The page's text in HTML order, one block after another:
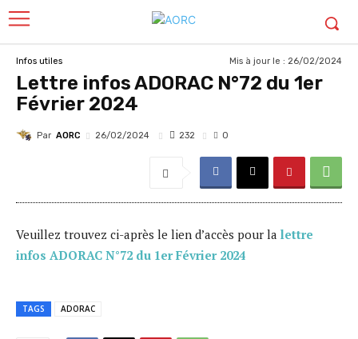
Infos utiles Mis à jour le : 26/02/2024
Lettre infos ADORAC N°72 du 1er
Février 2024
Par AORC 26/02/2024 232 0
Veuillez trouvez ci-après le lien d’accès pour la lettre
infos ADORAC N°72 du 1er Février 2024
TAGS ADORAC